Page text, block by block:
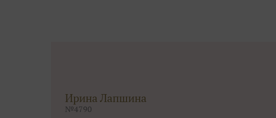
Ирина Лапшина
№4790